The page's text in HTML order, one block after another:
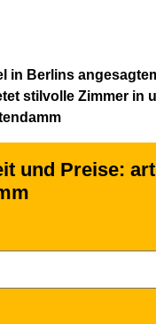
in Berlins
stilvolle Zimmer in